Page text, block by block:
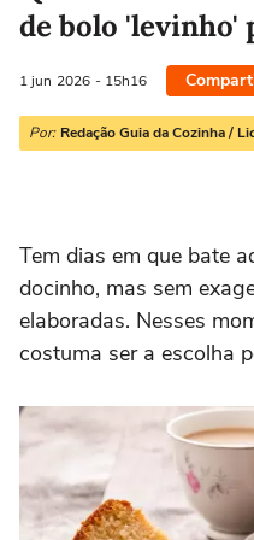
de bolo 'levinho'
1 jun 2026 - 15h16
Por: Redação Guia da Cozinha /
Tem dias em que bate
docinho, mas sem
elaboradas. Nesses
costuma ser a escolha